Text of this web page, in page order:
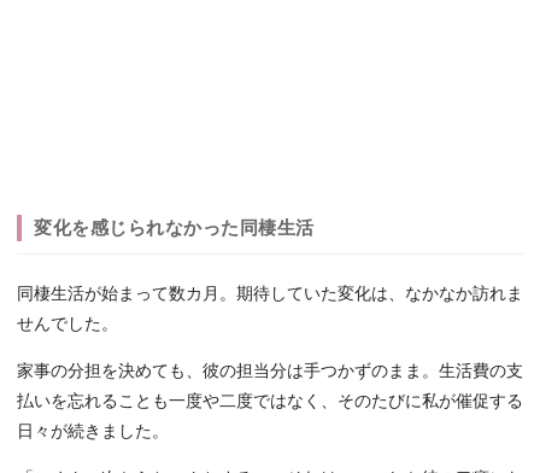
変化を感じられなかった同棲生活
同棲生活が始まって数カ月。期待していた変化は、なかなか訪れま
せんでした。
家事の分担を決めても、彼の担当分は手つかずのまま。生活費の支
払いを忘れることも一度や二度ではなく、そのたびに私が催促する
日々が続きました。